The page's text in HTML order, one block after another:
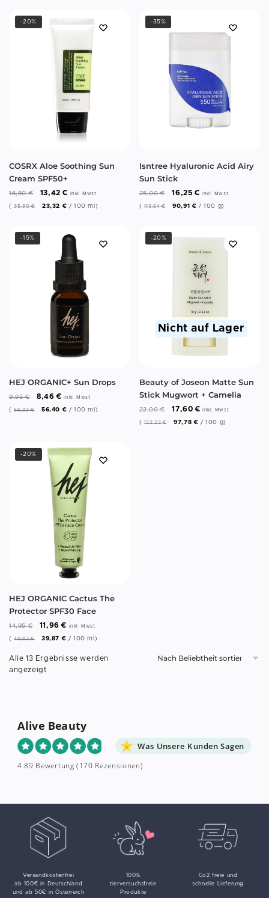
-20%
COSRX Aloe Soothing Sun
Cream SPF50+
16,80€ 13,42€ inkl. Mwst.
(35,90€ 23,32€ /100 ml )
-35%
Isntree Hyaluronic Acid Airy
Sun Stick
25,00€ 16,25€ inkl. Mwst.
(113,64€ 90,91€ /100 g)
-15%
HEJ ORGANIC+ Sun Drops
9,95€ 8,46€ inkl. Mwst.
(66,33€ 56,40€ /100 ml )
-20%
Nicht auf Lager
Beauty of Joseon Matte Sun
Stick Mugwort + Camelia
22,00€ 17,60€ inkl. Mwst.
(122,22€ 97,78€ /100 g)
-20%
HEJ ORGANIC Cactus The
Protector SPF30 Face
14,95€ 11,96€ inkl. Mwst.
(49,83€ 39,87€ /100 ml )
Alle 13 Ergebnisse werden
angezeigt
Alive Beauty
Was Unsere Kunden Sagen
4.89 Bewertung (170 Rezensionen)
Versandkostenfrei
ab 100€ in Deutschland
und ab 50€ in Österreich
100%
tierversuchsfreie
Produkte
Co2 freie und
schnelle Lieferung